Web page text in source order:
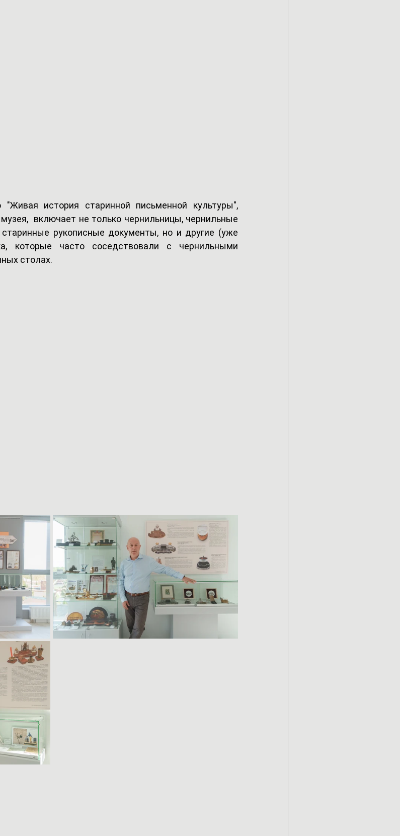
история старинной письменной культуры",
включает не только чернильницы, чернильные
рукописные документы, но и другие (уже
которые часто соседствовали с чернильными
столах.